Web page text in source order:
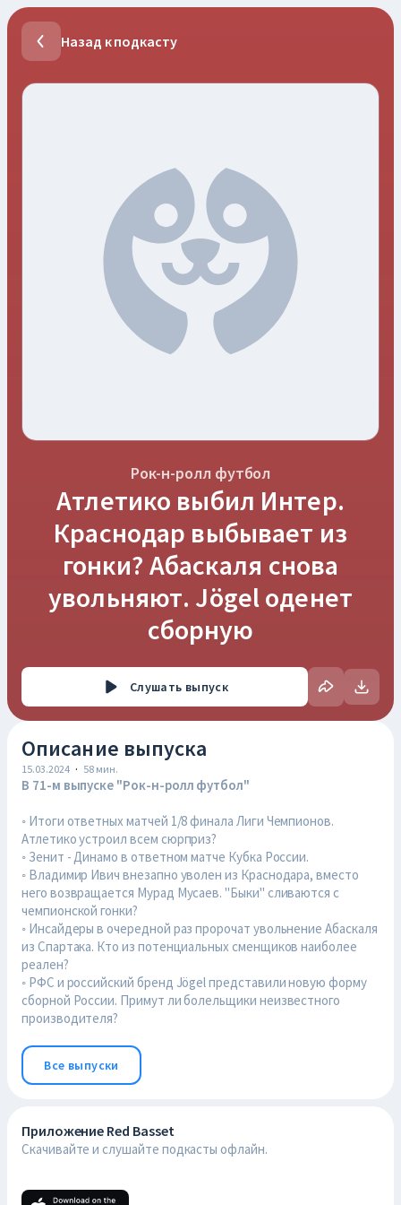
Назад к подкасту
Рок-н-ролл футбол
Атлетико выбил Интер.
Краснодар выбывает из
гонки? Абаскаля снова
увольняют. Jögel оденет
сборную
Слушать выпуск
Описание выпуска
15.03.2024 · 58 мин.
В 71-м выпуске "Рок-н-ролл футбол"
◦ Итоги ответных матчей 1/8 финала Лиги Чемпионов.
Атлетико устроил всем сюрприз?
◦ Зенит - Динамо в ответном матче Кубка России.
◦ Владимир Ивич внезапно уволен из Краснодара, вместо
него возвращается Мурад Мусаев. "Быки" сливаются с
чемпионской гонки?
◦ Инсайдеры в очередной раз пророчат увольнение Абаскаля
из Спартака. Кто из потенциальных сменщиков наиболее
реален?
◦ РФС и российский бренд Jögel представили новую форму
сборной России. Примут ли болельщики неизвестного
производителя?
Все выпуски
Приложение Red Basset
Скачивайте и слушайте подкасты офлайн.